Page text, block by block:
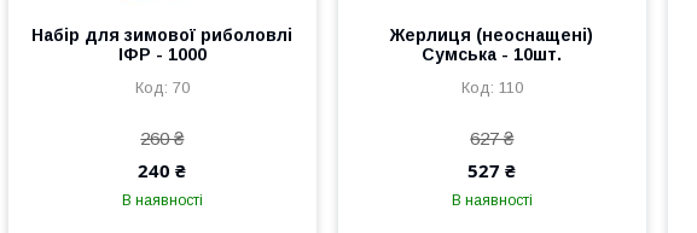
Набір для зимової риболовлі
ІФР - 1000
70
260 ₴
240 ₴
В наявності
Жерлиця (неоснащені)
Сумська - 10шт.
110
627 ₴
527 ₴
В наявності